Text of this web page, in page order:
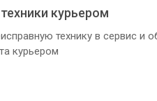
курьером
технику в сервис и
курьером